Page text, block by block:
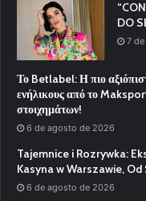
DO
7
Το Betlabel: Η πιο
ενήλικους από το
στοιχημάτων!
6 de agosto de 2026
Tajemnice i Rozrywka:
Kasyna w Warszawie,
6 de agosto de 2026